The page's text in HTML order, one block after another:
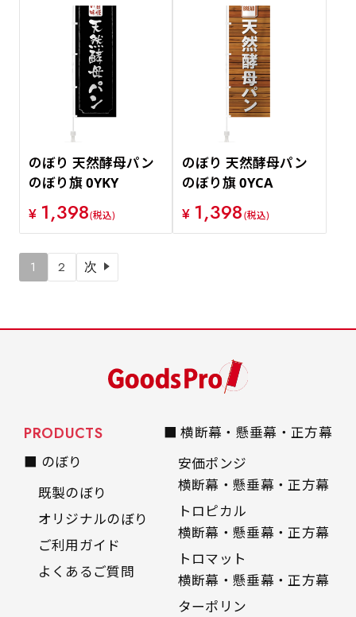
のぼり 天然酵母パン
のぼり旗 0YKY
¥ 1,398(税込)
のぼり 天然酵母パン
のぼり旗 0YCA
¥ 1,398(税込)
1 2 次
PRODUCTS
■ のぼり
既製のぼり
オリジナルのぼり
ご利用ガイド
よくあるご質問
■ 横断幕・懸垂幕・正方幕
安価ポンジ
横断幕・懸垂幕・正方幕
トロピカル
横断幕・懸垂幕・正方幕
トロマット
横断幕・懸垂幕・正方幕
ターポリン